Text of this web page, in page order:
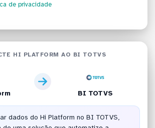
de privacidade
HI PLATFORM AO BI TOTVS
BI TOTVS
dados do Hi Platform no BI TOTVS,